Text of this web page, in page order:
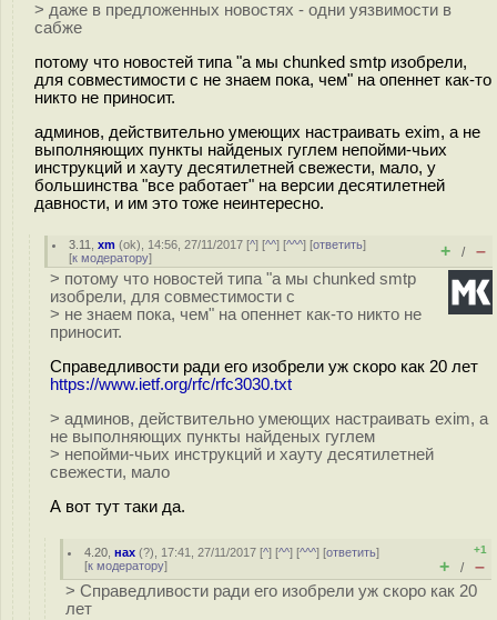
> даже в предложенных новостях - одни уязвимости в
сабже
потому что новостей типа "а мы chunked smtp изобрели,
для совместимости с не знаем пока, чем" на опеннет как-то
никто не приносит.
админов, действительно умеющих настраивать exim, а не
выполняющих пункты найденых гуглем непойми-чьих
инструкций и хауту десятилетней свежести, мало, у
большинства "все работает" на версии десятилетней
давности, и им это тоже неинтересно.
3.11 ,xm (ok), 14:56, 27/11/2017 [^] [^^] [^^^] [ответить]
[к модератору] + / –
> потому что новостей типа "а мы chunked smtp
изобрели, для совместимости с
> не знаем пока, чем" на опеннет как-то никто не
приносит.
Справедливости ради его изобрели уж скоро как 20 лет
https://www.ietf.org/rfc/rfc3030.txt
> админов, действительно умеющих настраивать exim, а
не выполняющих пункты найденых гуглем
> непойми-чьих инструкций и хауту десятилетней
свежести, мало
А вот тут таки да.
4.20 ,нах (?), 17:41, 27/11/2017 [^] [^^] [^^^] [ответить]
[к модератору]
+1
+ / –
> Справедливости ради его изобрели уж скоро как 20
лет